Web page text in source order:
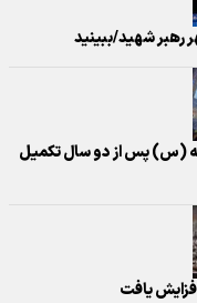
شهید/ببینید
(س) پس از دو سال تکمیل
یافت